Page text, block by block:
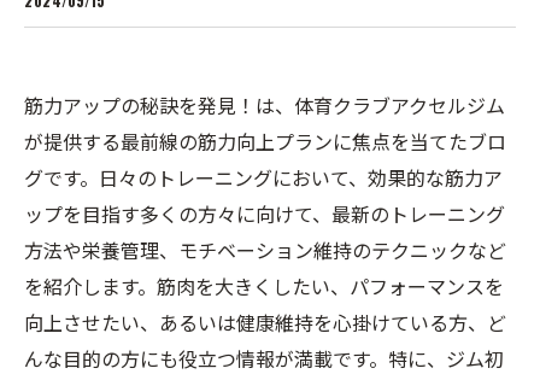
筋力アップの秘訣を発見！は、体育クラブアクセルジム
が提供する最前線の筋力向上プランに焦点を当てたブロ
グです。日々のトレーニングにおいて、効果的な筋力ア
ップを目指す多くの方々に向けて、最新のトレーニング
方法や栄養管理、モチベーション維持のテクニックなど
を紹介します。筋肉を大きくしたい、パフォーマンスを
向上させたい、あるいは健康維持を心掛けている方、ど
んな目的の方にも役立つ情報が満載です。特に、ジム初